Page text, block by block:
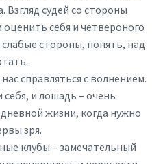
Взгляд судей со стороны
себя и четвероного
стороны, понять, над
справляться с волнением.
и лошадь – очень
жизни, когда нужно
зря.
клубы – замечательный